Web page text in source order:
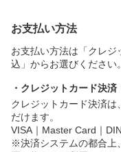
お支払い方法
お支払い方法は「クレ
込」からお選びください。
・クレジットカード決済
クレジットカード決済は
だけます。
VISA｜Master Card｜
※決済システムの都合上